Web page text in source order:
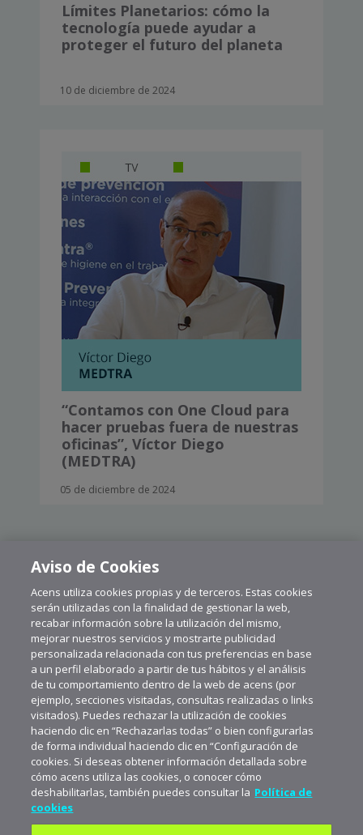
Límites Planetarios: cómo la
tecnología puede ayudar a
proteger el futuro del planeta
10 de diciembre de 2024
“Contamos con One Cloud para
hacer pruebas fuera de nuestras
oficinas”, Víctor Diego
(MEDTRA)
05 de diciembre de 2024
CARGAR MÁS
Aviso de Cookies
Acens utiliza cookies propias y de terceros. Estas cookies
serán utilizadas con la finalidad de gestionar la web,
recabar información sobre la utilización del mismo,
mejorar nuestros servicios y mostrarte publicidad
personalizada relacionada con tus preferencias en base
a un perfil elaborado a partir de tus hábitos y el análisis
de tu comportamiento dentro de la web de acens (por
ejemplo, secciones visitadas, consultas realizadas o links
visitados). Puedes rechazar la utilización de cookies
haciendo clic en “Rechazarlas todas” o bien configurarlas
de forma individual haciendo clic en “Configuración de
cookies. Si deseas obtener información detallada sobre
cómo acens utiliza las cookies, o conocer cómo
deshabilitarlas, también puedes consultar la Política de
cookies